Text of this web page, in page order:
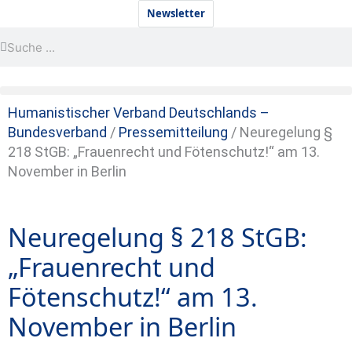
springen
Newsletter
Humanistischer Verband Deutschlands –
Bundesverband / Pressemitteilung / Neuregelung §
218 StGB: „Frauenrecht und Fötenschutz!“ am 13.
November in Berlin
Neuregelung § 218 StGB:
„Frauenrecht und
Fötenschutz!“ am 13.
November in Berlin